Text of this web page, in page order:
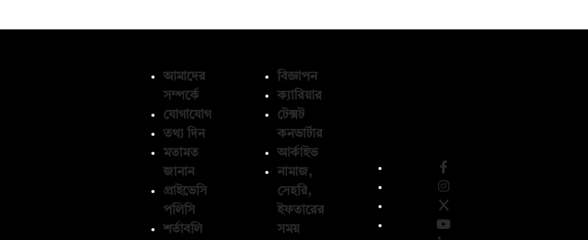
আমাদের
সম্পর্কে
যোগাযোগ
তথ্য দিন
মতামত
জানান
প্রাইভেসি
পলিসি
শর্তাবলি
বিজ্ঞাপন
ক্যারিয়ার
টেক্সট
কনভার্টার
আর্কাইভ
নামাজ,
সেহরি,
ইফতারের
সময়